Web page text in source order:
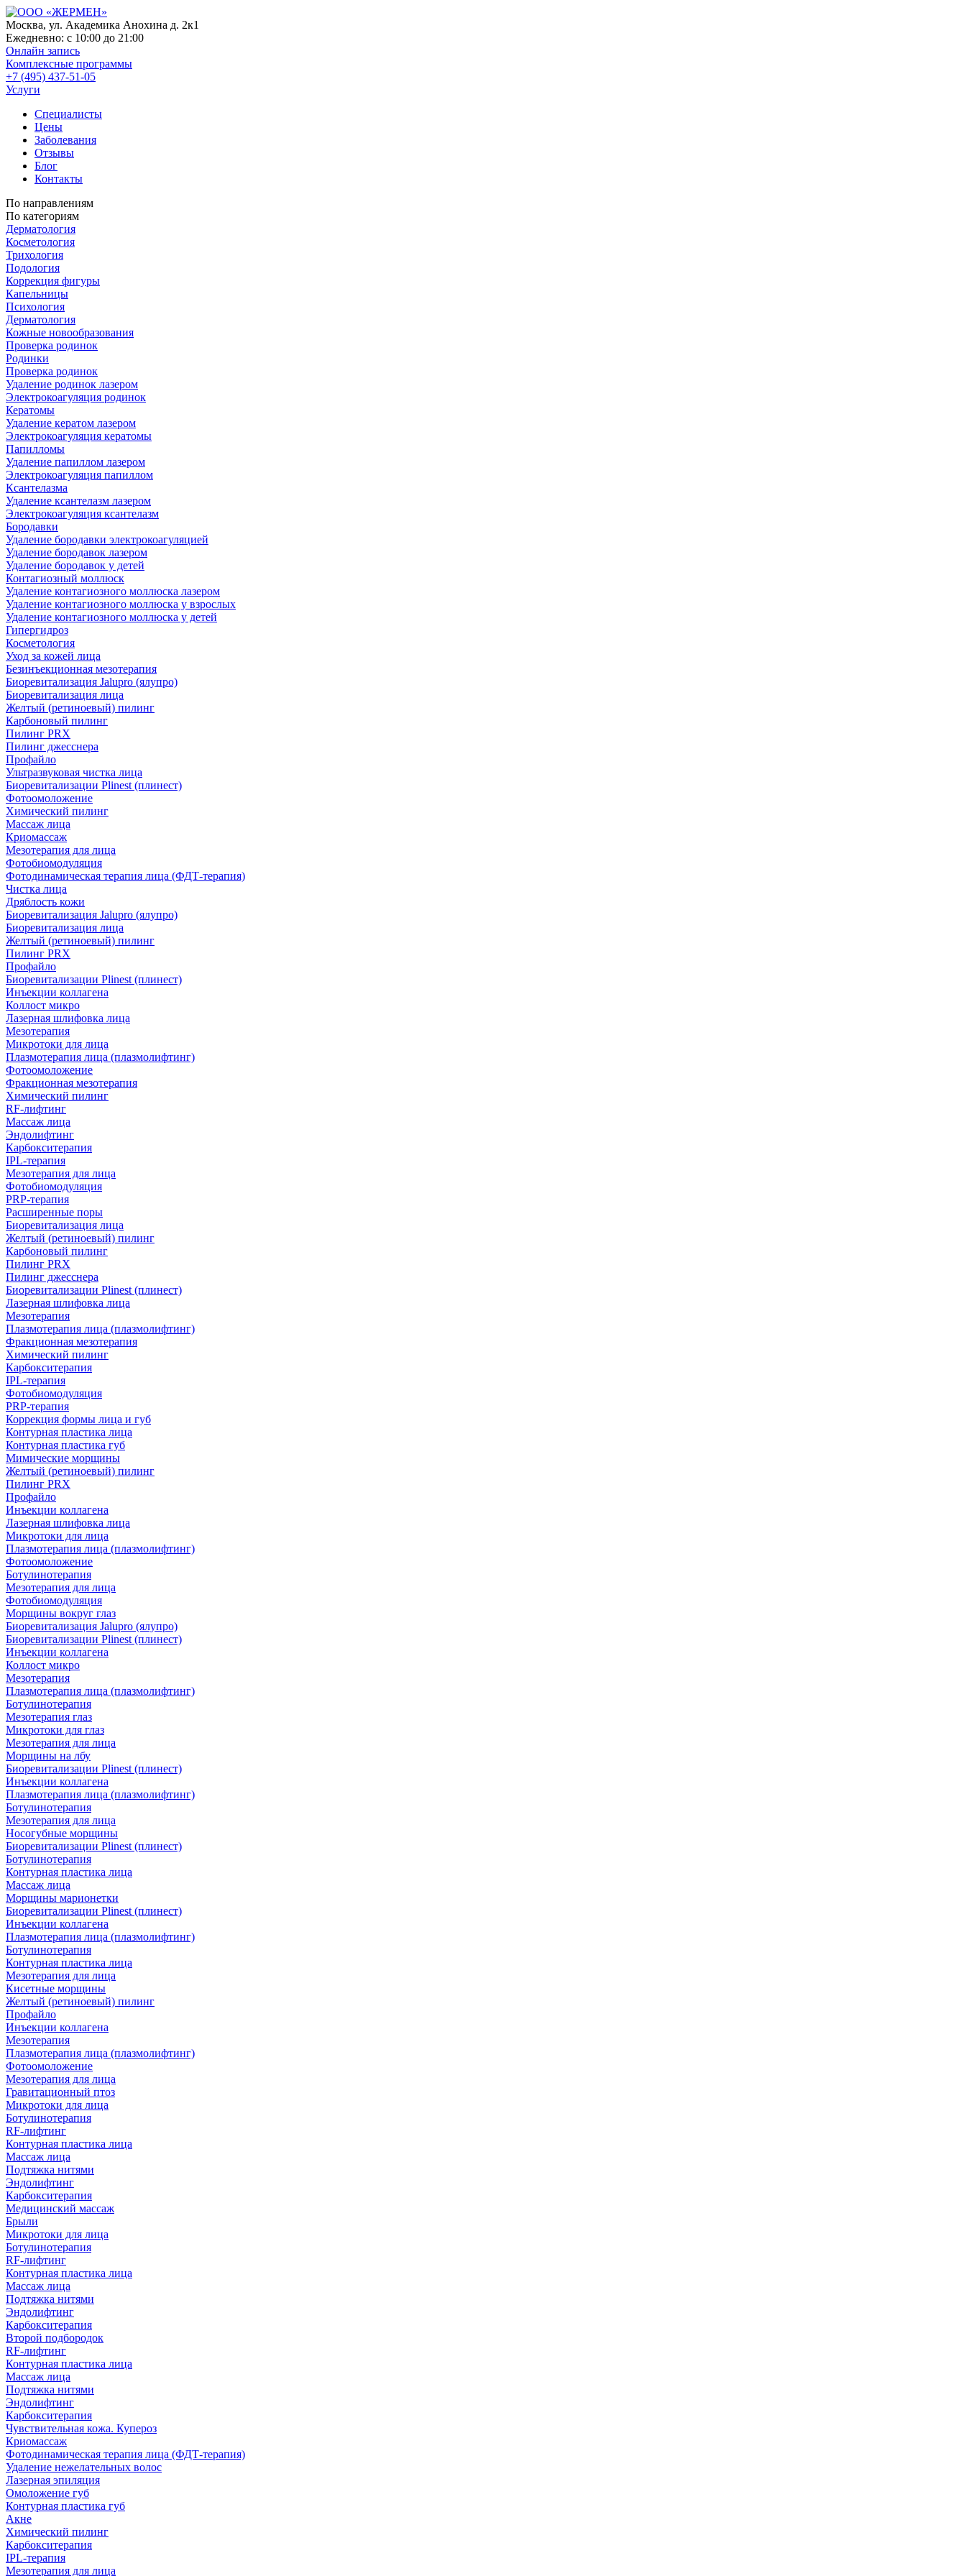
Москва, ул. Академика Анохина д. 2к1
Ежедневно: с 10:00 до 21:00
Онлайн запись
Комплексные программы
+7 (495) 437-51-05
Услуги
Специалисты
Цены
Заболевания
Отзывы
Блог
Контакты
По направлениям
По категориям
Дерматология
Косметология
Трихология
Подология
Коррекция фигуры
Капельницы
Психология
Дерматология
Кожные новообразования
Проверка родинок
Родинки
Проверка родинок
Удаление родинок лазером
Электрокоагуляция родинок
Кератомы
Удаление кератом лазером
Электрокоагуляция кератомы
Папилломы
Удаление папиллом лазером
Электрокоагуляция папиллом
Ксантелазма
Удаление ксантелазм лазером
Электрокоагуляция ксантелазм
Бородавки
Удаление бородавки электрокоагуляцией
Удаление бородавок лазером
Удаление бородавок у детей
Контагиозный моллюск
Удаление контагиозного моллюска лазером
Удаление контагиозного моллюска у взрослых
Удаление контагиозного моллюска у детей
Гипергидроз
Косметология
Уход за кожей лица
Безинъекционная мезотерапия
Биоревитализация Jalupro (ялупро)
Биоревитализация лица
Желтый (ретиноевый) пилинг
Карбоновый пилинг
Пилинг PRX
Пилинг джесснера
Профайло
Ультразвуковая чистка лица
Биоревитализации Plinest (плинест)
Фотоомоложение
Химический пилинг
Массаж лица
Криомассаж
Мезотерапия для лица
Фотобиомодуляция
Фотодинамическая терапия лица (ФДТ-терапия)
Чистка лица
Дряблость кожи
Биоревитализация Jalupro (ялупро)
Биоревитализация лица
Желтый (ретиноевый) пилинг
Пилинг PRX
Профайло
Биоревитализации Plinest (плинест)
Инъекции коллагена
Коллост микро
Лазерная шлифовка лица
Мезотерапия
Микротоки для лица
Плазмотерапия лица (плазмолифтинг)
Фотоомоложение
Фракционная мезотерапия
Химический пилинг
RF-лифтинг
Массаж лица
Эндолифтинг
Карбокситерапия
IPL‑терапия
Мезотерапия для лица
Фотобиомодуляция
PRP-терапия
Расширенные поры
Биоревитализация лица
Желтый (ретиноевый) пилинг
Карбоновый пилинг
Пилинг PRX
Пилинг джесснера
Биоревитализации Plinest (плинест)
Лазерная шлифовка лица
Мезотерапия
Плазмотерапия лица (плазмолифтинг)
Фракционная мезотерапия
Химический пилинг
Карбокситерапия
IPL‑терапия
Фотобиомодуляция
PRP-терапия
Коррекция формы лица и губ
Контурная пластика лица
Контурная пластика губ
Мимические морщины
Желтый (ретиноевый) пилинг
Пилинг PRX
Профайло
Инъекции коллагена
Лазерная шлифовка лица
Микротоки для лица
Плазмотерапия лица (плазмолифтинг)
Фотоомоложение
Ботулинотерапия
Мезотерапия для лица
Фотобиомодуляция
Морщины вокруг глаз
Биоревитализация Jalupro (ялупро)
Биоревитализации Plinest (плинест)
Инъекции коллагена
Коллост микро
Мезотерапия
Плазмотерапия лица (плазмолифтинг)
Ботулинотерапия
Мезотерапия глаз
Микротоки для глаз
Мезотерапия для лица
Морщины на лбу
Биоревитализации Plinest (плинест)
Инъекции коллагена
Плазмотерапия лица (плазмолифтинг)
Ботулинотерапия
Мезотерапия для лица
Носогубные морщины
Биоревитализации Plinest (плинест)
Ботулинотерапия
Контурная пластика лица
Массаж лица
Морщины марионетки
Биоревитализации Plinest (плинест)
Инъекции коллагена
Плазмотерапия лица (плазмолифтинг)
Ботулинотерапия
Контурная пластика лица
Мезотерапия для лица
Кисетные морщины
Желтый (ретиноевый) пилинг
Профайло
Инъекции коллагена
Мезотерапия
Плазмотерапия лица (плазмолифтинг)
Фотоомоложение
Мезотерапия для лица
Гравитационный птоз
Микротоки для лица
Ботулинотерапия
RF-лифтинг
Контурная пластика лица
Массаж лица
Подтяжка нитями
Эндолифтинг
Карбокситерапия
Медицинский массаж
Брыли
Микротоки для лица
Ботулинотерапия
RF-лифтинг
Контурная пластика лица
Массаж лица
Подтяжка нитями
Эндолифтинг
Карбокситерапия
Второй подбородок
RF-лифтинг
Контурная пластика лица
Массаж лица
Подтяжка нитями
Эндолифтинг
Карбокситерапия
Чувствительная кожа. Купероз
Криомассаж
Фотодинамическая терапия лица (ФДТ-терапия)
Удаление нежелательных волос
Лазерная эпиляция
Омоложение губ
Контурная пластика губ
Акне
Химический пилинг
Карбокситерапия
IPL‑терапия
Мезотерапия для лица